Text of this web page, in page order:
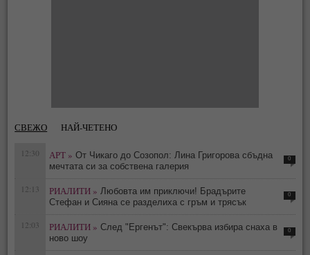
СВЕЖО НАЙ-ЧЕТЕНО
12:30 АРТ » От Чикаго до Созопол: Лина Григорова сбъдна
мечтата си за собствена галерия
0
12:13 РИАЛИТИ » Любовта им приключи! Брадърите
Стефан и Сияна се разделиха с гръм и трясък
0
12:03 РИАЛИТИ » След "Ергенът": Свекърва избира снаха в
ново шоу
0